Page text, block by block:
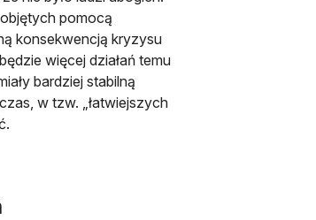
pomocą
konsekwencją kryzysu
więcej działań temu
bardziej stabilną
w tzw. „łatwiejszych